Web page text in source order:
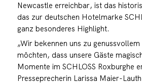
Newcastle erreichbar, ist das
das zur deutschen Hotelmarke
ganz besonderes Highlight.
„Wir bekennen uns zu
möchten, dass unsere Gäste
Momente im SCHLOSS Roxburghe
Presseprecherin Larissa Maier-